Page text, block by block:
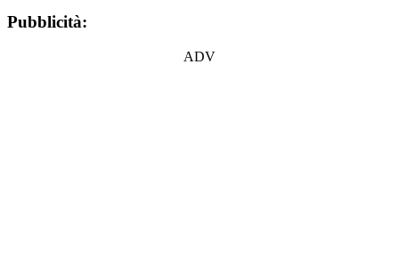
Pubblicità:
ADV